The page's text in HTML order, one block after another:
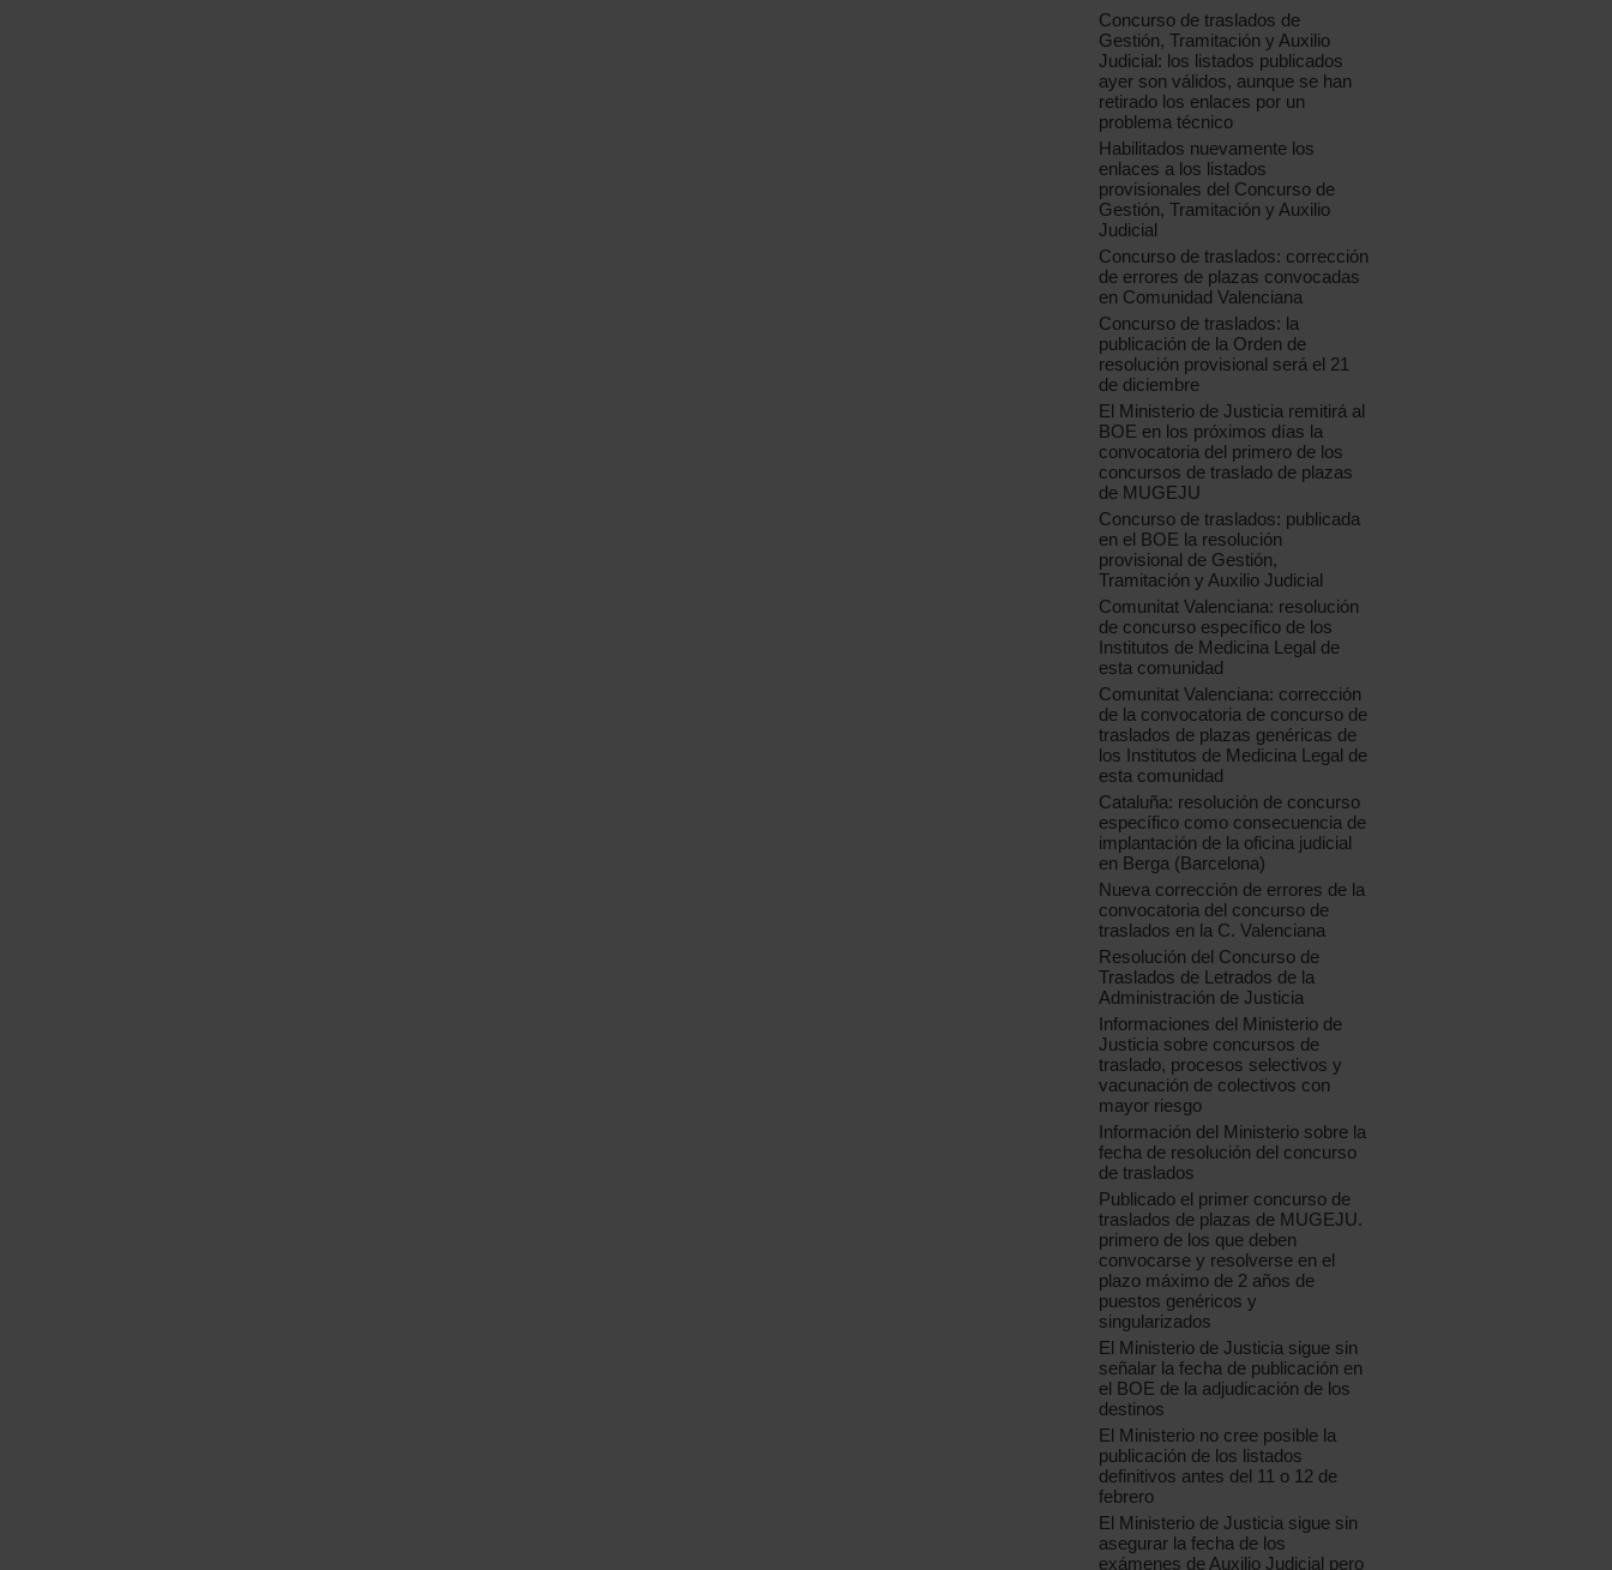
Concurso de traslados de
Gestión, Tramitación y Auxilio
Judicial: los listados publicados
ayer son válidos, aunque se han
retirado los enlaces por un
problema técnico
Habilitados nuevamente los
enlaces a los listados
provisionales del Concurso de
Gestión, Tramitación y Auxilio
Judicial
Concurso de traslados: corrección
de errores de plazas convocadas
en Comunidad Valenciana
Concurso de traslados: la
publicación de la Orden de
resolución provisional será el 21
de diciembre
El Ministerio de Justicia remitirá al
BOE en los próximos días la
convocatoria del primero de los
concursos de traslado de plazas
de MUGEJU
Concurso de traslados: publicada
en el BOE la resolución
provisional de Gestión,
Tramitación y Auxilio Judicial
Comunitat Valenciana: resolución
de concurso específico de los
Institutos de Medicina Legal de
esta comunidad
Comunitat Valenciana: corrección
de la convocatoria de concurso de
traslados de plazas genéricas de
los Institutos de Medicina Legal de
esta comunidad
Cataluña: resolución de concurso
específico como consecuencia de
implantación de la oficina judicial
en Berga (Barcelona)
Nueva corrección de errores de la
convocatoria del concurso de
traslados en la C. Valenciana
Resolución del Concurso de
Traslados de Letrados de la
Administración de Justicia
Informaciones del Ministerio de
Justicia sobre concursos de
traslado, procesos selectivos y
vacunación de colectivos con
mayor riesgo
Información del Ministerio sobre la
fecha de resolución del concurso
de traslados
Publicado el primer concurso de
traslados de plazas de MUGEJU.
primero de los que deben
convocarse y resolverse en el
plazo máximo de 2 años de
puestos genéricos y
singularizados
El Ministerio de Justicia sigue sin
señalar la fecha de publicación en
el BOE de la adjudicación de los
destinos
El Ministerio no cree posible la
publicación de los listados
definitivos antes del 11 o 12 de
febrero
El Ministerio de Justicia sigue sin
asegurar la fecha de los
exámenes de Auxilio Judicial pero